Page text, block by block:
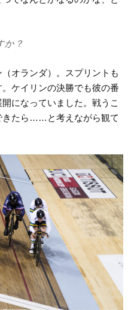
か？
オランダ）。スプリントも
ケイリンの決勝でも彼の番
になっていました。戦うこ
きたら……と考えながら観て